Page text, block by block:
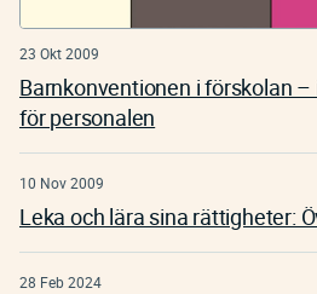
23 Okt 2009
Barnkonventionen i förskolan
för personalen
10 Nov 2009
Leka och lära sina rättigheter:
28 Feb 2024